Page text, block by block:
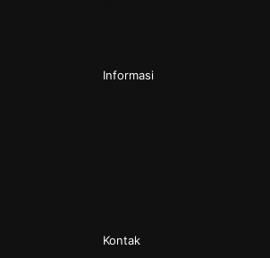
Informasi
Kontak